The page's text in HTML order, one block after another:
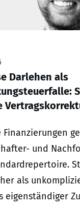
Darlehen als
Finanzierungen
und
als
eigenständiger